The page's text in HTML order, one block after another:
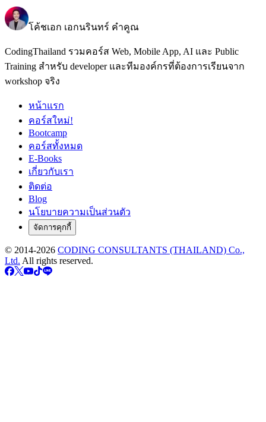
โค้ชเอก เอกนรินทร์ คำคูณ
CodingThailand รวมคอร์ส Web, Mobile App, AI และ Public
Training สำหรับ developer และทีมองค์กรที่ต้องการเรียนจาก
workshop จริง
หน้าแรก
คอร์สใหม่!
Bootcamp
คอร์สทั้งหมด
E-Books
เกี่ยวกับเรา
ติดต่อ
Blog
นโยบายความเป็นส่วนตัว
จัดการคุกกี้
© 2014-2026 CODING CONSULTANTS (THAILAND) Co.,
Ltd. All rights reserved.